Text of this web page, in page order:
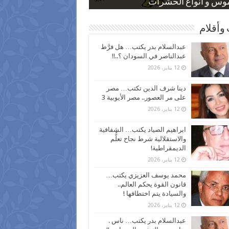
و أنواع الحشرات
بعد ارتفاع الأسعار
نسبة الطلاق في مصر
كاركاتيرية
كاركاتيرية
وأقلام
عبدالسلام بدر يكتب… هل فرَّط
عبدالناصر في السودان ؟..!!
12 يناير، 2026
دينا شرف الدين تكتب… مصر
على مر العصور.. مصر الأيوبية 3
12 يناير، 2026
ابراهيم الصياد يكتب… الشفافية
والاستقلالية شرط نجاح تعلُّم
الديمقراطية!
12 يناير، 2026
محمد يوسف العزيزي يكتب…
قانون القوة يحكم العالم..
والسيادة يتم اختطافها !
12 يناير، 2026
عبدالسلام بدر يكتب… ناس .